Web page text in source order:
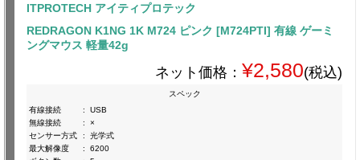
ITPROTECH アイティプロテック
REDRAGON K1NG 1K M724 ピンク [M724PTI] 有線 ゲーミ
ングマウス 軽量42g
ネット価格： ¥2,580(税込)
スペック
有線接続
:
USB
無線接続
:
×
センサー方式
:
光学式
最大解像度
:
6200